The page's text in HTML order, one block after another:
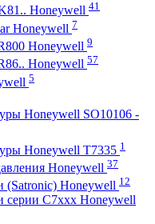
Honeywell 41
Honeywell 7
Honeywell 9
Honeywell 57
5
Honeywell SO10106 -
Honeywell T7335 1
Honeywell 37
(Satronic) Honeywell 12
серии C7xxx Honeywell